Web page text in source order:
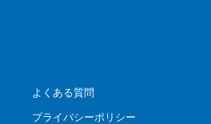
よくある質問
プライバシーポリシー